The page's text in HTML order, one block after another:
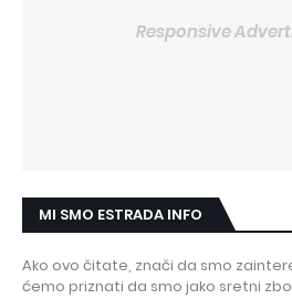
Responsive
MI SMO ESTRADA INFO
Ako ovo čitate, znači da smo
ćemo priznati da smo jako sretni